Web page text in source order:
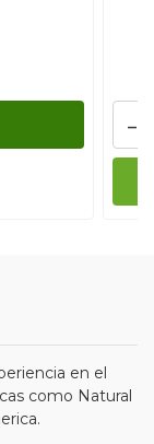
-
en el
como Natural